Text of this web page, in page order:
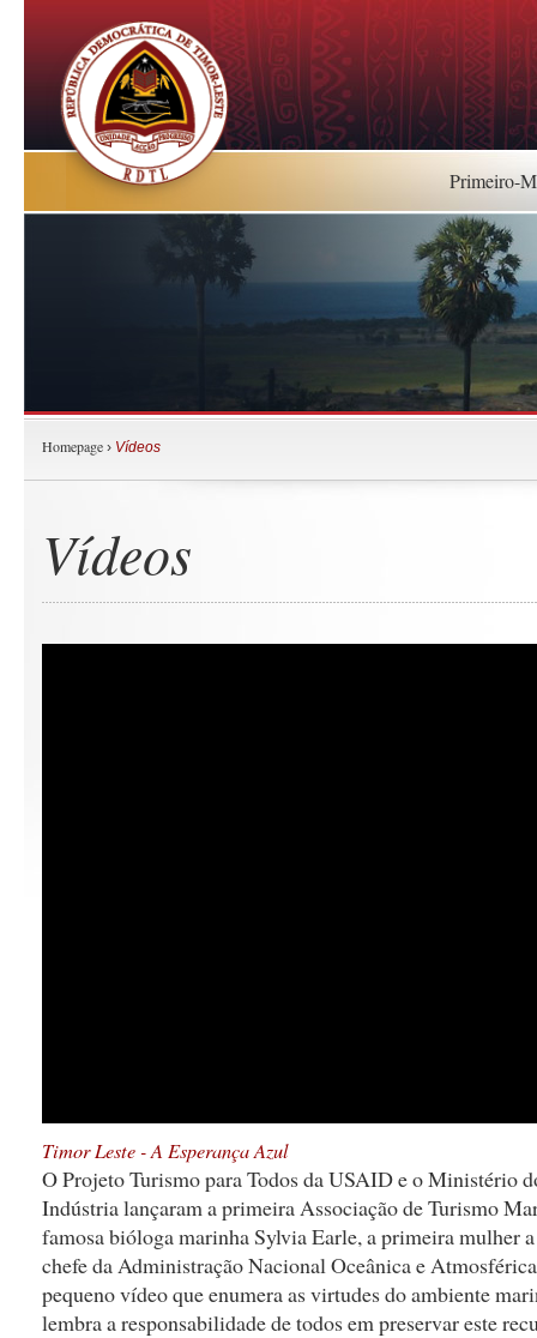
Primeiro-
Homepage › Vídeos
Vídeos
Timor Leste - A Esperança Azul
O Projeto Turismo para Todos da USAID e o Ministério
Indústria lançaram a primeira Associação de Turismo
famosa bióloga marinha Sylvia Earle, a primeira mulher
chefe da Administração Nacional Oceânica e
pequeno vídeo que enumera as virtudes do ambiente
lembra a responsabilidade de todos em preservar este